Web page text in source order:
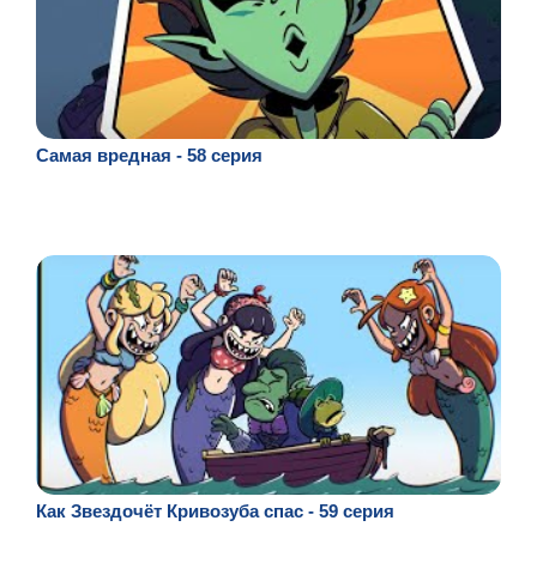
Самая вредная - 58 серия
Как Звездочёт Кривозуба спас - 59 серия